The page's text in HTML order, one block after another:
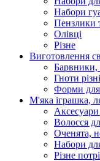
Набори
Пензлики
Олівці
Різне
Виготовлення
Барвники,
Гноти різні
Форми для
М'яка іграшка,
Волосся
Оченята,
Набори
Різне